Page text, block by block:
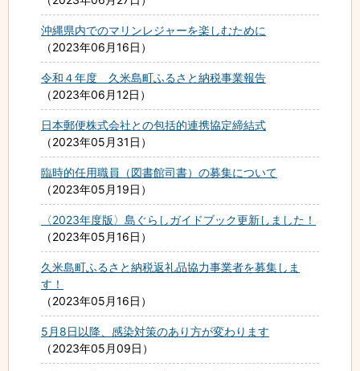
沖縄県内でのマリンレジャーを楽しむために
2023年06月16日
令和４年度 久米島町ふるさと納税事業報告
2023年06月12日
日本郵便株式会社との包括的連携協定締結式
2023年05月31日
臨時的任用職員（図書館司書）の募集について
2023年05月19日
〈2023年度版〉島ぐらしガイドブック更新しました！
2023年05月16日
久米島町ふるさと納税返礼品協力事業者を募集しま
す！
2023年05月16日
5月8日以降、感染対策のあり方が変わります
2023年05月09日